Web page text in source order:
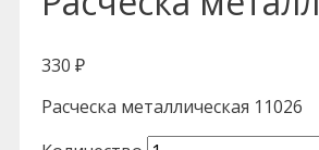
330 ₽
Расческа металлическая 11026